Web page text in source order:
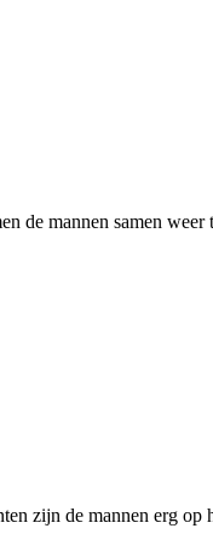
de mannen samen weer
zijn de mannen erg op